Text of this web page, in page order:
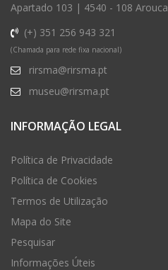
Apartado 103 | 4540 - 108 Arouca
(+) 351 256 943 321
(Chamada para rede fixa nacional)
rirsma@rirsma.pt
museu@rirsma.pt
INFORMAÇÃO LEGAL
Política de Privacidade
Política de Cookies
Termos de Utilização
Mapa do Site
Pesquisar
Informações Úteis